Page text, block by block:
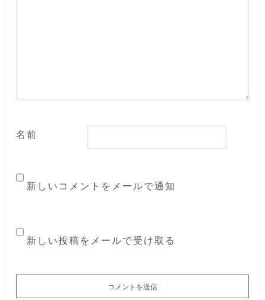
名前
新しいコメントをメールで通知
新しい投稿をメールで受け取る